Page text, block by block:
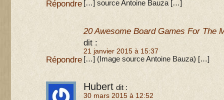
[…] source Antoine Bauza […]
Répondre
20 Awesome Board Games For The
dit :
21 janvier 2015 à 15:37
[…] (Image source Antoine Bauza) […]
Répondre
Hubert dit :
30 mars 2015 à 12:52